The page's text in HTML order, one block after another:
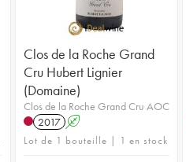
Clos de la Roche Grand
Cru Hubert Lignier
(Domaine)
Clos de la Roche Grand Cru AOC
2017 A
Lot de 1 bouteille | 1 en stock